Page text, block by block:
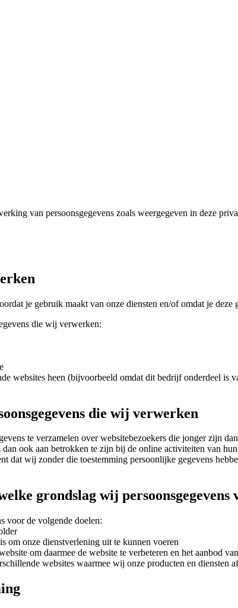
van persoonsgegevens zoals weergegeven in deze
je gebruik maakt van onze diensten en/of omdat je deze
die wij verwerken:
websites heen (bijvoorbeeld omdat dit bedrijf onderdeel is
die wij verwerken
te verzamelen over websitebezoekers die jonger zijn
ook aan betrokken te zijn bij de online activiteiten van
dat wij zonder die toestemming persoonlijke gegevens
grondslag wij persoonsgegevens
voor de volgende doelen:
om onze dienstverlening uit te kunnen voeren
om daarmee de website te verbeteren en het aanbod
websites waarmee wij onze producten en diensten